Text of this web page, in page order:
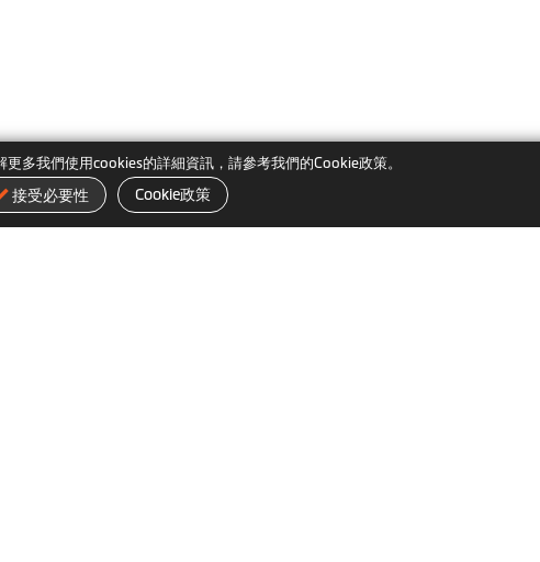
多我們使用cookies的詳細資訊，請參考我們的Cookie政策。
接受必要性 Cookie政策